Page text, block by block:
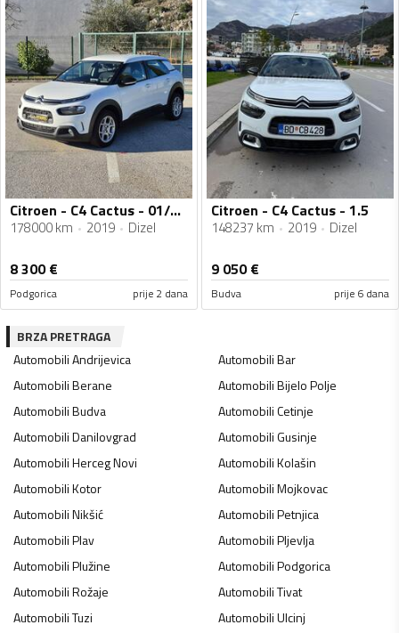
Citroen - C4 Cactus - 01/2020god
178000 km 2019 Dizel
8 300€
Podgorica prije 2 dana
Citroen - C4 Cactus - 1.5
148237 km 2019 Dizel
9 050€
Budva prije 6 dana
BRZA PRETRAGA
AutomobiliAndrijevica AutomobiliBar
AutomobiliBerane AutomobiliBijelo Polje
AutomobiliBudva AutomobiliCetinje
AutomobiliDanilovgrad AutomobiliGusinje
AutomobiliHerceg Novi AutomobiliKolašin
AutomobiliKotor AutomobiliMojkovac
AutomobiliNikšić AutomobiliPetnjica
AutomobiliPlav AutomobiliPljevlja
AutomobiliPlužine AutomobiliPodgorica
AutomobiliRožaje AutomobiliTivat
AutomobiliTuzi AutomobiliUlcinj